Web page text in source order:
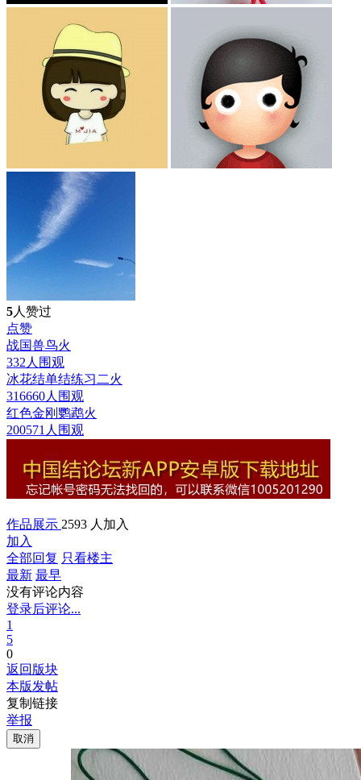
5人赞过
点赞
战国兽鸟火
332人围观
冰花结单结练习二火
316660人围观
红色金刚鹦鹉火
200571人围观
作品展示 2593 人加入
加入
全部回复 只看楼主
最新 最早
没有评论内容
登录后评论...
1
5
0
返回版块
本版发帖
复制链接
举报
取消